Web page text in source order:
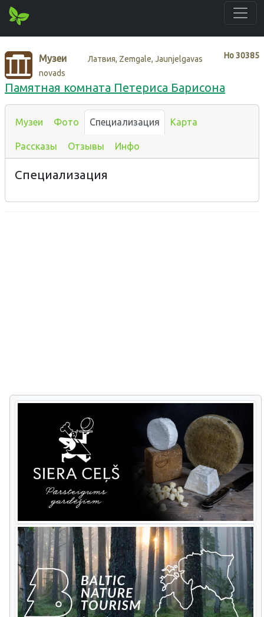
Нo30385
Музеи
Латвия, Zemgale, Jaunjelgavas
novads
Памятная комната Петериса Барисона
Музеи Фото Специализация Карта
Рассказы Отзывы Инфо
Специализация